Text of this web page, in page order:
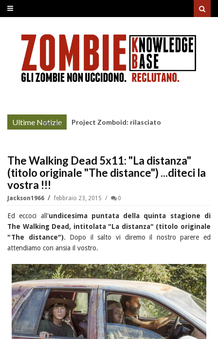
Ultime Notizie
More »
Unholy Night: la nonna non-morta rovina il
The Walking Dead 5x11: "La distanza"
(titolo originale "The distance") ...diteci la
vostra !!!
Jackson1966 febbraio 23, 2015 0
Ed eccoci all'undicesima puntata della quinta stagione di
The Walking Dead, intitolata "La distanza" (titolo originale
"The distance"). Dopo il salto vi diremo il nostro parere ed
attendiamo con ansia il vostro.